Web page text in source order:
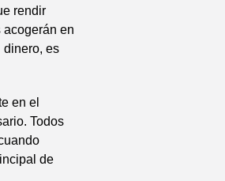
rendir
acogerán en
dinero, es
en el
Todos
de